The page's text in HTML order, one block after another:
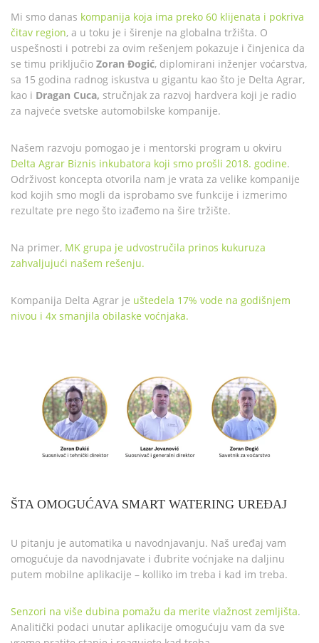
Mi smo danas kompanija koja ima preko 60 klijenata i pokriva
čitav region, a u toku je i širenje na globalna tržišta. O
uspešnosti i potrebi za ovim rešenjem pokazuje i činjenica da
se timu priključio Zoran Đogić, diplomirani inženjer voćarstva,
sa 15 godina radnog iskustva u gigantu kao što je Delta Agrar,
kao i Dragan Cuca, stručnjak za razvoj hardvera koji je radio
za najveće svetske automobilske kompanije.
Našem razvoju pomogao je i mentorski program u okviru
Delta Agrar Biznis inkubatora koji smo prošli 2018. godine.
Održivost koncepta otvorila nam je vrata za velike kompanije
kod kojih smo mogli da isprobamo sve funkcije i izmerimo
rezultate pre nego što izađemo na šire tržište.
Na primer, MK grupa je udvostručila prinos kukuruza
zahvaljujući našem rešenju.
Kompanija Delta Agrar je uštedela 17% vode na godišnjem
nivou i 4x smanjila obilaske voćnjaka.
ŠTA OMOGUĆAVA SMART WATERING UREĐAJ
U pitanju je automatika u navodnjavanju. Naš uređaj vam
omogućuje da navodnjavate i đubrite voćnjake na daljinu
putem mobilne aplikacije – kolliko im treba i kad im treba.
Senzori na više dubina pomažu da merite vlažnost zemljišta.
Analitički podaci unutar aplikacije omogućuju vam da sve